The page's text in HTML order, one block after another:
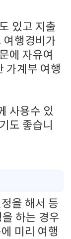
있고 지출
여행경비가
에 자유여
가계부 여행
사용수 있
도 좋습니
을 해서 등
하는 경우
미리 여행